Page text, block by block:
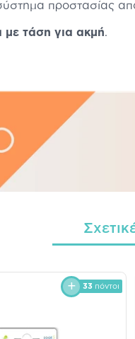
προστασίας από
με τάση για ακμή.
33 πόντοι